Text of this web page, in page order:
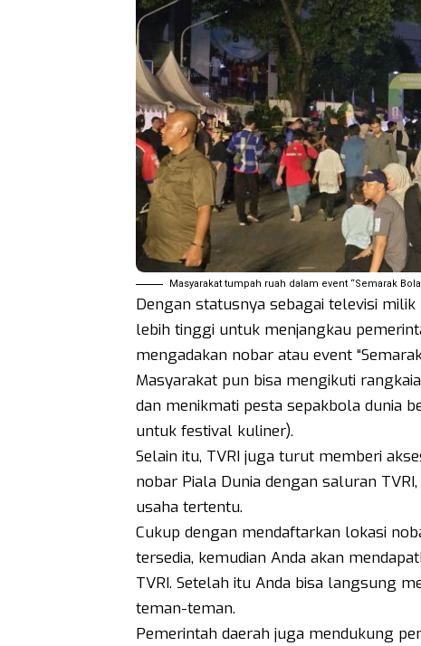
Masyarakat tumpah ruah dalam event “Semarak
Dengan statusnya sebagai televisi
lebih tinggi untuk menjangkau
mengadakan nobar atau event
Masyarakat pun bisa mengikuti
dan menikmati pesta sepakbola dunia
untuk festival kuliner).
Selain itu, TVRI juga turut memberi
nobar Piala Dunia dengan saluran
usaha tertentu.
Cukup dengan mendaftarkan lokasi
tersedia, kemudian Anda akan
TVRI. Setelah itu Anda bisa langsung
teman-teman.
Pemerintah daerah juga mendukung